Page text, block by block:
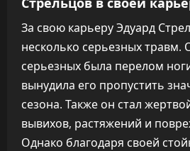
За свою карьеру Эдуард
несколько серьезных травм.
серьезных была перелом
вынудила его пропустить
сезона. Также он стал
вывихов, растяжений и
Однако благодаря своей